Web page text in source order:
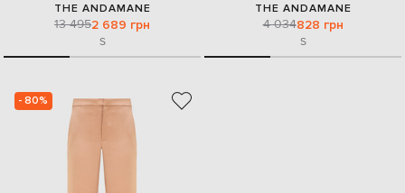
THE ANDAMANE
13 4952 689 грн
S
THE ANDAMANE
4 034828 грн
S
- 80%